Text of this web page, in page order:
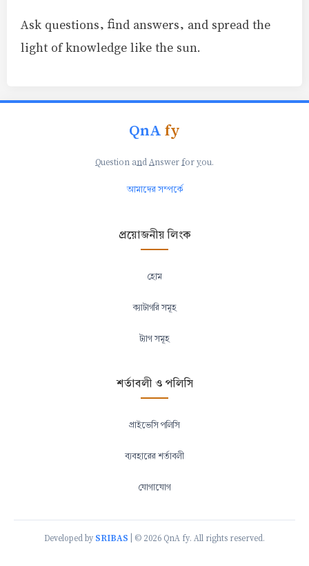
Ask questions, find answers, and spread the
light of knowledge like the sun.
QnAfy
Question andAnswer foryou.
আমাদের সম্পর্কে
প্রয়োজনীয় লিংক
হোম
ক্যাটাগরি সমূহ
ট্যাগ সমূহ
শর্তাবলী ও পলিসি
প্রাইভেসি পলিসি
ব্যবহারের শর্তাবলী
যোগাযোগ
Developed by SRIBAS | © 2026 QnA fy. All rights reserved.